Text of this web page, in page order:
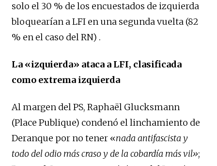
solo el 30 % de los encuestados de izquierda
bloquearían a LFI en una segunda vuelta (82
% en el caso del RN) .
La «izquierda» ataca a LFI, clasificada
como extrema izquierda
Al margen del PS, Raphaël Glucksmann
(Place Publique) condenó el linchamiento de
Deranque por no tener «nada antifascista y
todo del odio más craso y de la cobardía más vil»;